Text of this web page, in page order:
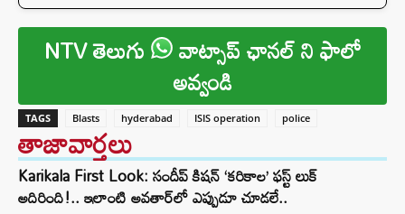
NTV తెలుగు వాట్సాప్ ఛానల్ ని ఫాలో
అవ్వండి
TAGS Blasts hyderabad ISIS operation police
తాజావార్తలు
Karikala First Look: సందీప్ కిషన్ ‘కరికాల’ ఫస్ట్ లుక్
అదిరింది!.. ఇలాంటి అవతార్‌లో ఎప్పుడూ చూడలే..